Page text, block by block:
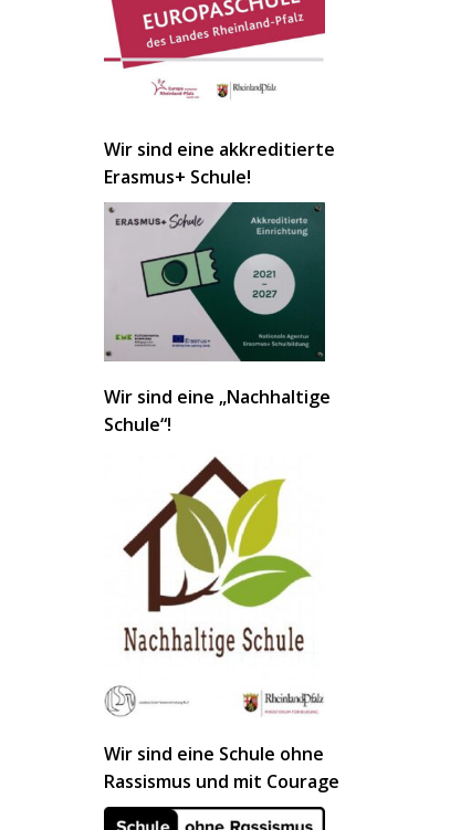
Wir sind eine akkreditierte
Erasmus+ Schule!
Wir sind eine „Nachhaltige
Schule“!
Wir sind eine Schule ohne
Rassismus und mit Courage